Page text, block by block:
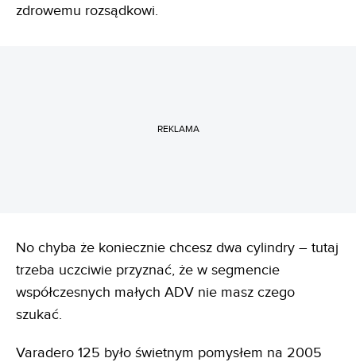
zdrowemu rozsądkowi.
REKLAMA
No chyba że koniecznie chcesz dwa cylindry – tutaj
trzeba uczciwie przyznać, że w segmencie
współczesnych małych ADV nie masz czego
szukać.
Varadero 125 było świetnym pomysłem na 2005